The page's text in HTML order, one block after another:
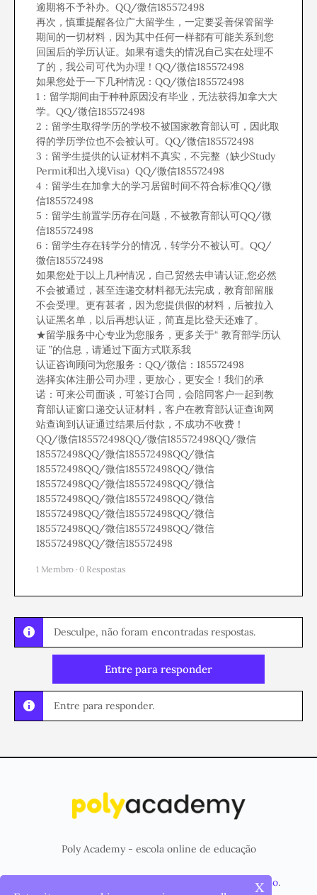
逾期将不予补办。QQ/微信185572498
再次，慎重提醒各位广大留学生，一定要妥善保管留学
期间的一切材料，因为其中任何一样都有可能关系到您
回国后的学历认证。如果有遗失的情况自己实在处理不
了的，我公司可代为办理！QQ/微信185572498
如果您处于一下几种情况：QQ/微信185572498
1：留学期间由于种种原因没有毕业，无法获得加拿大大
学。QQ/微信185572498
2：留学生取得学历的学校不被国家教育部认可，因此取
得的学历学位也不会被认可。QQ/微信185572498
3：留学生提供的认证材料不真实，不完整（缺少Study
Permit和出入境Visa）QQ/微信185572498
4：留学生在加拿大的学习居留时间不符合标准QQ/微
信185572498
5：留学生前置学历存在问题，不被教育部认可QQ/微
信185572498
6：留学生存在转学分的情况，转学分不被认可。QQ/
微信185572498
如果您处于以上几种情况，自己贸然去申请认证,您必然
不会被通过，甚至连递交材料都无法完成，教育部留服
不会受理。更有甚者，因为您提供假的材料，后被拉入
认证黑名单，以后再想认证，简直是比登天还难了。
★留学服务中心专业为您服务，更多关于“ 教育部学历认
证 ”的信息，请通过下面方式联系我
认证咨询顾问为您服务：QQ/微信：185572498
选择实体注册公司办理，更放心，更安全！我们的承
诺：可来公司面谈，可签订合同，会陪同客户一起到教
育部认证窗口递交认证材料，客户在教育部认证查询网
站查询到认证通过结果后付款，不成功不收费！
QQ/微信185572498QQ/微信185572498QQ/微信
185572498QQ/微信185572498QQ/微信
185572498QQ/微信185572498QQ/微信
185572498QQ/微信185572498QQ/微信
185572498QQ/微信185572498QQ/微信
185572498QQ/微信185572498QQ/微信
185572498QQ/微信185572498QQ/微信
185572498QQ/微信185572498
1 Membro · 0 Respostas
Desculpe, não foram encontradas respostas.
Entre para responder
Entre para responder.
Poly Academy - escola online de educação
Poly Studio.
x